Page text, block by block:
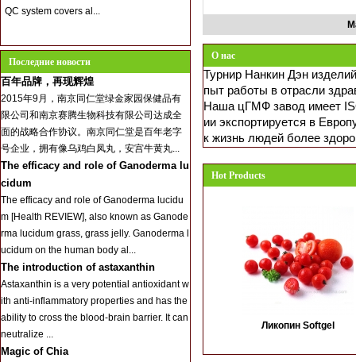
QC system covers al...
Последние новости
百年品牌，再现辉煌
2015年9月，南京同仁堂绿金家园保健品有
限公司和南京赛腾生物科技有限公司达成全
面的战略合作协议。南京同仁堂是百年老字
号企业，拥有像乌鸡白凤丸，安宫牛黄丸...
The efficacy and role of Ganoderma lu
cidum
The efficacy and role of Ganoderma lucidu
m [Health REVIEW], also known as Ganode
rma lucidum grass, grass jelly. Ganoderma l
ucidum on the human body al...
The introduction of astaxanthin
Astaxanthin is a very potential antioxidant w
ith anti-inflammatory properties and has the
ability to cross the blood-brain barrier. It can
neutralize ...
Magic of Chia
О нас
Турнир Нанкин Дэн
пыт работы в отрасли
Наша цГМФ завод имеет
ии экспортируется в
к жизнь людей более
Hot Products
Ликопин Softgel